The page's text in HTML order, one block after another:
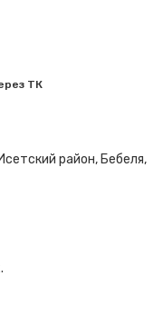
ТК
район, Бебеля,